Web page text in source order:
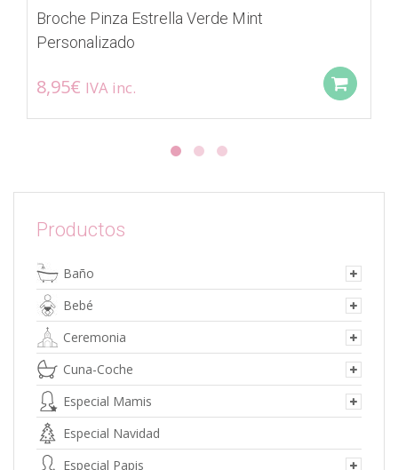
Broche Pinza Estrella Verde Mint
Personalizado
8,95€ IVA inc.
Productos
Baño
Bebé
Ceremonia
Cuna-Coche
Especial Mamis
Especial Navidad
Especial Papis